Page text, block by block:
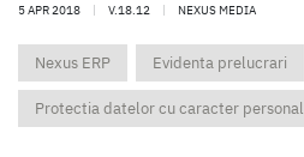
5 APR 2018 | V.18.12 | NEXUS MEDIA
Nexus ERP Evidenta prelucrari
Protectia datelor cu caracter personal